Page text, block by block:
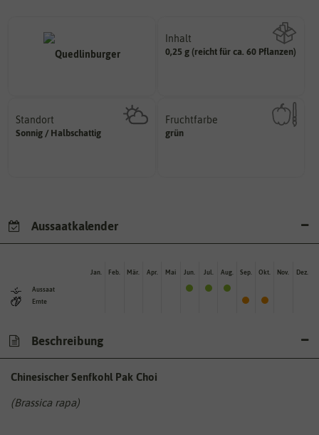
Inhalt
0,25 g (reicht für ca. 60 Pflanzen)
Wie viel ist enthalten
Standort
Sonnig / Halbschattig
Pflanze? (schattig, halbschattig,
sonnig, vollsonnig)
Fruchtfarbe
grün
sie nach dem Reifungsprozess
hat.
Aussaatkalender
Aussaat
Ernte
Jan. Feb. Mär. Apr. Mai Jun. Jul. Aug. Sep. Okt. Nov. Dez.
Beschreibung
Chinesischer Senfkohl Pak Choi
(Brassica rapa)